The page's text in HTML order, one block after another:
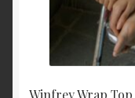
Winfrey Wrap